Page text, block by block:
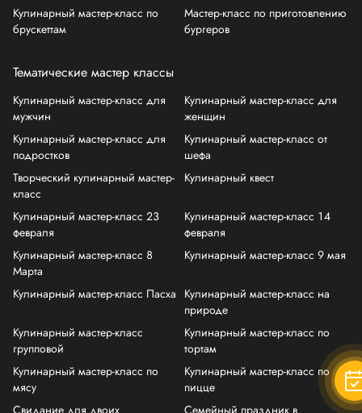
Кулинарный мастер-класс по
брускеттам
Мастер-класс по приготовлению
бургеров
Тематические мастер классы
Кулинарный мастер-класс для
мужчин
Кулинарный мастер-класс для
женщин
Кулинарный мастер-класс для
подростков
Кулинарный мастер-класс от
шефа
Творческий кулинарный мастер-
класс
Кулинарный квест
Кулинарный мастер-класс 23
февраля
Кулинарный мастер-класс 14
февраля
Кулинарный мастер-класс 8
Марта
Кулинарный мастер-класс 9 мая
Кулинарный мастер-класс Пасха Кулинарный мастер-класс на
природе
Кулинарный мастер-класс
групповой
Кулинарный мастер-класс по
тортам
Кулинарный мастер-класс по
мясу
Кулинарный мастер-класс по
пицце